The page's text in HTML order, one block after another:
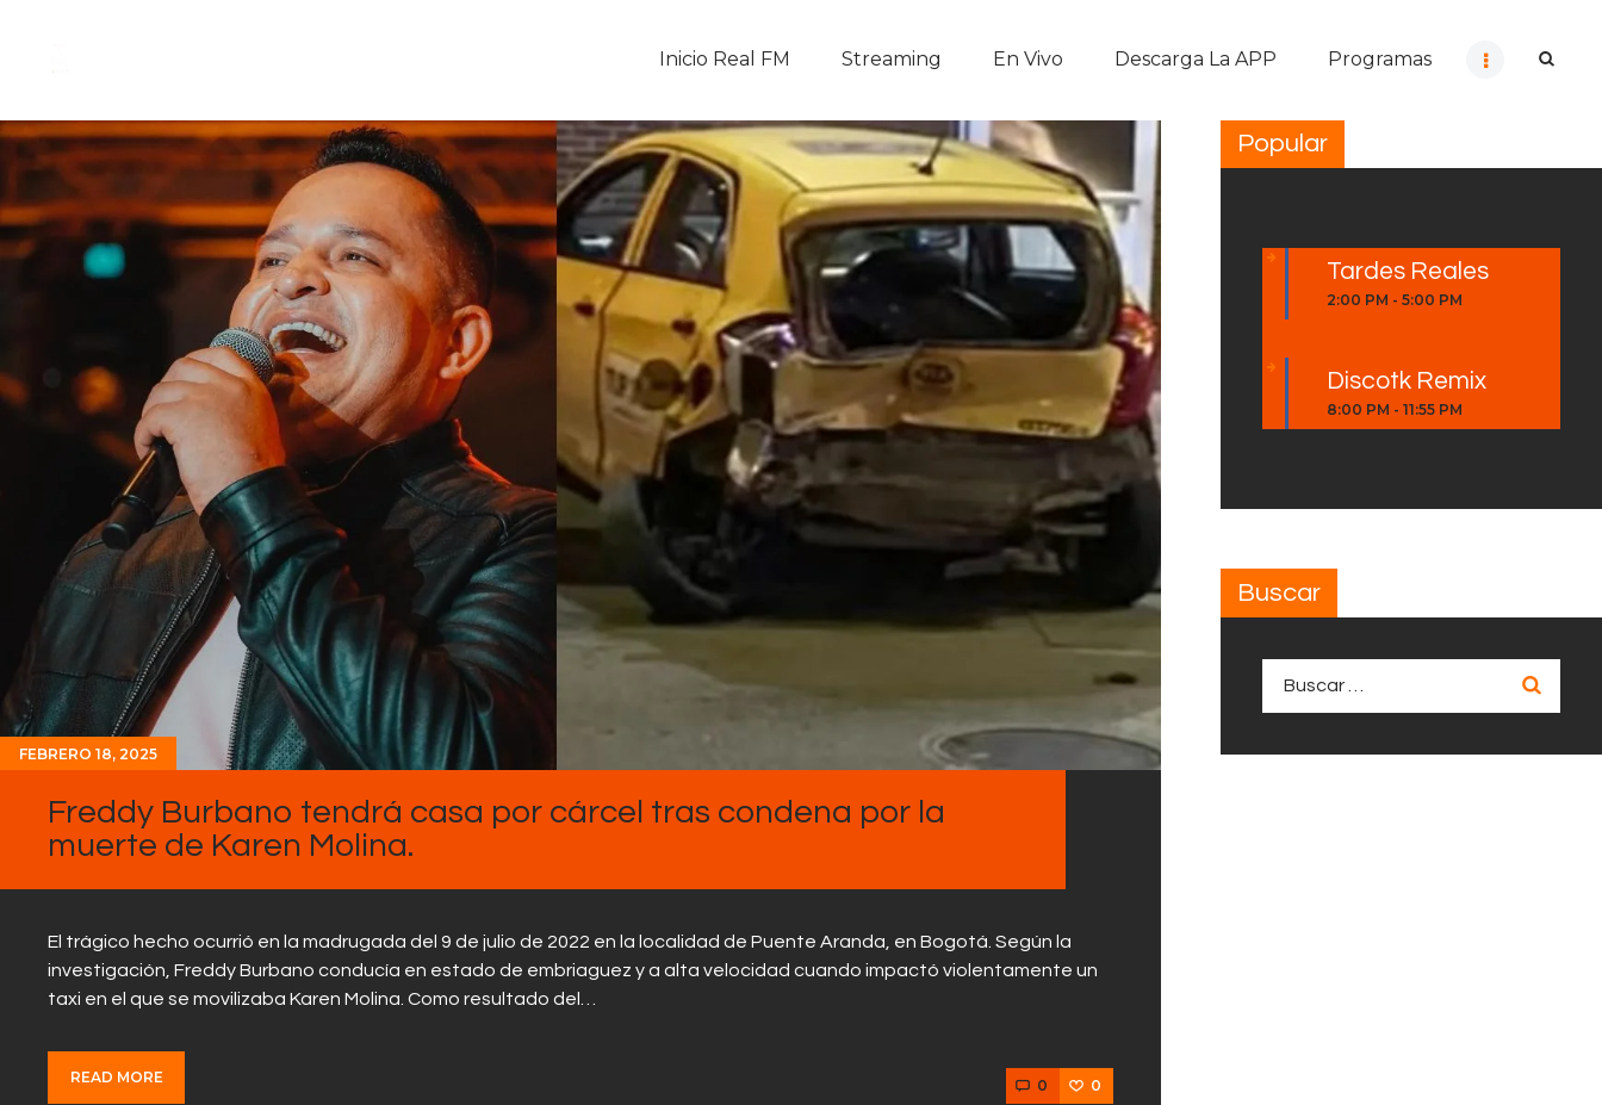
Inicio Real FM Streaming En Vivo Descarga La APP Programas
En Vivo
Descarga La APP
Programas
Noticias
Equipo
Sobre Nosotros
Contactos
FEBRERO 18, 2025
Freddy Burbano tendrá casa por cárcel tras condena por la
muerte de Karen Molina.
El trágico hecho ocurrió en la madrugada del 9 de julio de 2022 en la localidad de Puente Aranda, en Bogotá. Según la
investigación, Freddy Burbano conducía en estado de embriaguez y a alta velocidad cuando impactó violentamente un
taxi en el que se movilizaba Karen Molina. Como resultado del…
READ MORE 0 0
Popular
Tardes Reales
2:00 PM -5:00 PM
Discotk Remix
8:00 PM -11:55 PM
Buscar